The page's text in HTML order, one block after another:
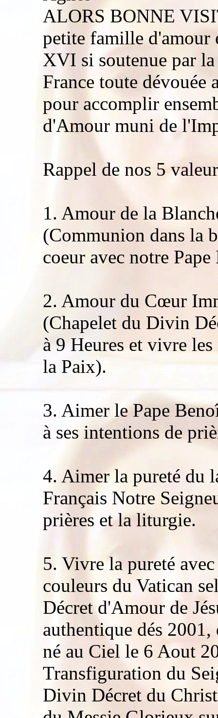
ALORS BONNE
petite famille d'amour
XVI si soutenue par
France toute dévouée
pour accomplir
d'Amour muni de
Rappel de nos 5
1. Amour de la
(Communion dans la
coeur avec notre
2. Amour du Cœur
(Chapelet du Divin
à 9 Heures et vivre
la Paix).
3. Aimer le Pape
à ses intentions de
4. Aimer la pureté du
Français Notre
prières et la liturgie.
5. Vivre la pureté
couleurs du Vatican
Décret d'Amour de
authentique dés
né au Ciel le 6 Aout
Transfiguration du
Divin Décret du